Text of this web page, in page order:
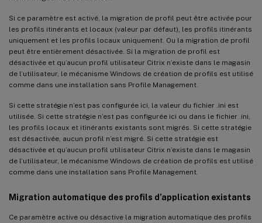
Si ce paramètre est activé, la migration de profil peut être activée pour
les profils itinérants et locaux (valeur par défaut), les profils itinérants
uniquement et les profils locaux uniquement. Ou la migration de profil
peut être entièrement désactivée. Si la migration de profil est
désactivée et qu’aucun profil utilisateur Citrix n’existe dans le magasin
de l’utilisateur, le mécanisme Windows de création de profils est utilisé
comme dans une installation sans Profile Management.
Si cette stratégie n’est pas configurée ici, la valeur du fichier .ini est
utilisée. Si cette stratégie n’est pas configurée ici ou dans le fichier .ini,
les profils locaux et itinérants existants sont migrés. Si cette stratégie
est désactivée, aucun profil n’est migré. Si cette stratégie est
désactivée et qu’aucun profil utilisateur Citrix n’existe dans le magasin
de l’utilisateur, le mécanisme Windows de création de profils est utilisé
comme dans une installation sans Profile Management.
Migration automatique des profils d’application existants
Ce paramètre active ou désactive la migration automatique des profils